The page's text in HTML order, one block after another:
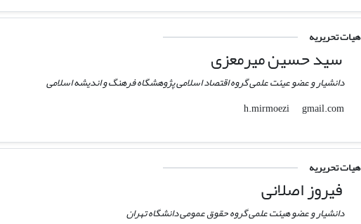
هیات تحریریه
سید‌ حسین میرمعزی
دانشیار و عضو عیئت علمی گروه اقتصاد اسلامی پژوهشگاه فرهنگ و اندیشه اسلامی
h.mirmoezi
gmail.com
هیات تحریریه
فیروز اصلانی
دانشیار و عضو هیئت علمی گروه حقوق عمومی دانشگاه تهران